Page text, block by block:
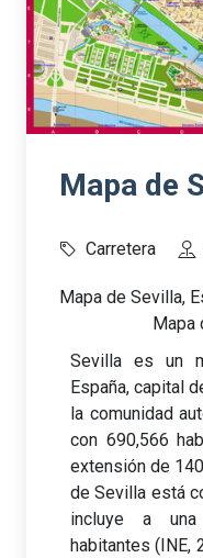
Mapa de
Carretera
Mapa de Sevilla,
Mapa
Sevilla es un
España, capital
la comunidad
con 690,566
extensión de
de Sevilla está
incluye a una
habitantes (INE,